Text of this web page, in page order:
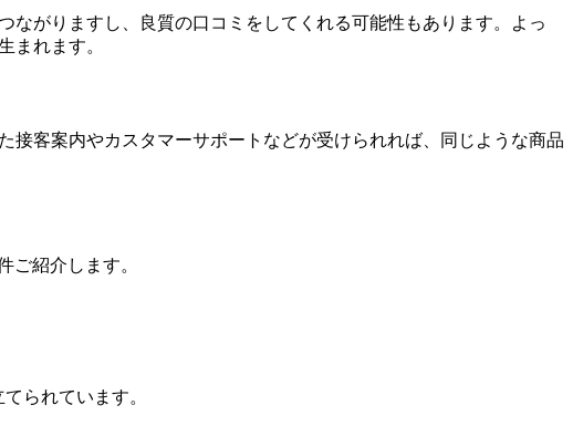
がりますし、良質の口コミをしてくれる可能性もあります。よっ
まれます。
客案内やカスタマーサポートなどが受けられれば、同じような商品
ご紹介します。
られています。